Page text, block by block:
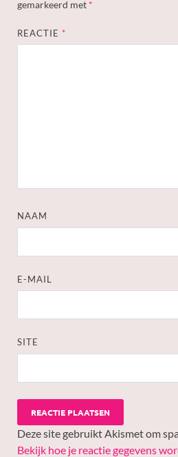
gemarkeerd met *
REACTIE*
NAAM
E-MAIL
SITE
Deze site gebruikt Akismet om
Bekijk hoe je reactie gegevens